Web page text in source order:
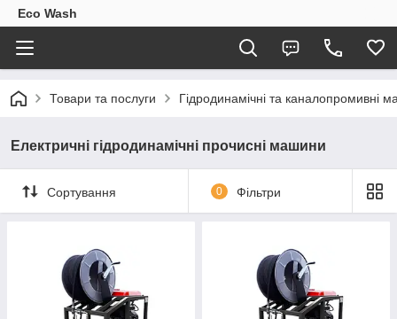
Eco Wash
Товари та послуги Гідродинамічні та каналопромивні
Електричні гідродинамічні прочисні машини
Сортування 0 Фільтри